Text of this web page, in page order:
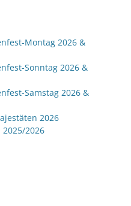
Montag 2026 &
Sonntag 2026 &
Samstag 2026 &
2026
2026